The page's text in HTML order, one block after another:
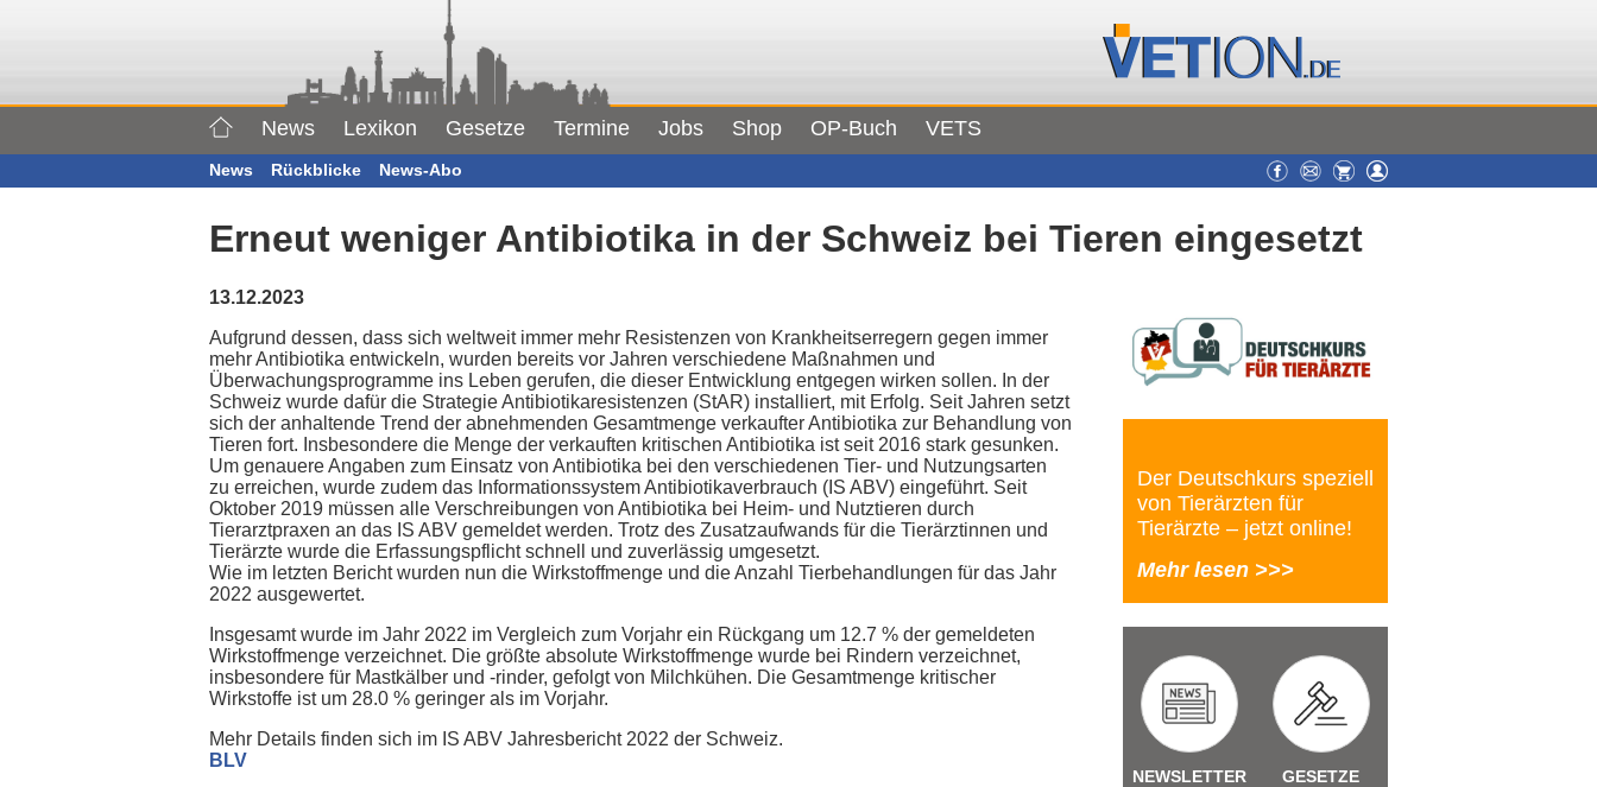
News Lexikon Gesetze Termine Jobs Shop OP-Buch VETS
News Rückblicke News-Abo
Erneut weniger Antibiotika in der Schweiz bei Tieren eingesetzt
13.12.2023
Aufgrund dessen, dass sich weltweit immer mehr Resistenzen von Krankheitserregern gegen immer
mehr Antibiotika entwickeln, wurden bereits vor Jahren verschiedene Maßnahmen und
Überwachungsprogramme ins Leben gerufen, die dieser Entwicklung entgegen wirken sollen. In der
Schweiz wurde dafür die Strategie Antibiotikaresistenzen (StAR) installiert, mit Erfolg. Seit Jahren setzt
sich der anhaltende Trend der abnehmenden Gesamtmenge verkaufter Antibiotika zur Behandlung von
Tieren fort. Insbesondere die Menge der verkauften kritischen Antibiotika ist seit 2016 stark gesunken.
Um genauere Angaben zum Einsatz von Antibiotika bei den verschiedenen Tier- und Nutzungsarten
zu erreichen, wurde zudem das Informationssystem Antibiotikaverbrauch (IS ABV) eingeführt. Seit
Oktober 2019 müssen alle Verschreibungen von Antibiotika bei Heim- und Nutztieren durch
Tierarztpraxen an das IS ABV gemeldet werden. Trotz des Zusatzaufwands für die Tierärztinnen und
Tierärzte wurde die Erfassungspflicht schnell und zuverlässig umgesetzt.
Wie im letzten Bericht wurden nun die Wirkstoffmenge und die Anzahl Tierbehandlungen für das Jahr
2022 ausgewertet.
Insgesamt wurde im Jahr 2022 im Vergleich zum Vorjahr ein Rückgang um 12.7 % der gemeldeten
Wirkstoffmenge verzeichnet. Die größte absolute Wirkstoffmenge wurde bei Rindern verzeichnet,
insbesondere für Mastkälber und -rinder, gefolgt von Milchkühen. Die Gesamtmenge kritischer
Wirkstoffe ist um 28.0 % geringer als im Vorjahr.
Mehr Details finden sich im IS ABV Jahresbericht 2022 der Schweiz.
BLV
Der Deutschkurs speziell
von Tierärzten für
Tierärzte – jetzt online!
Mehr lesen >>>
NEWSLETTER GESETZE